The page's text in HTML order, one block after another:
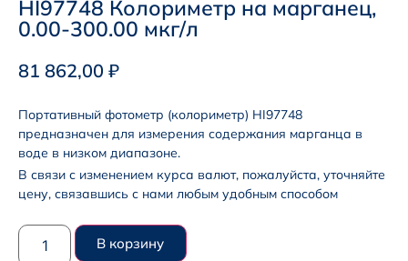
HI97748 Колориметр на марганец,
0.00-300.00 мкг/л
81 862,00 ₽
Портативный фотометр (колориметр) HI97748
предназначен для измерения содержания марганца в
воде в низком диапазоне.
В связи с изменением курса валют, пожалуйста, уточняйте
цену, связавшись с нами любым удобным способом
В корзину